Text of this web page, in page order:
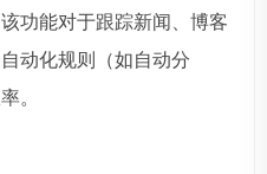
功能对于跟踪新闻、博客
动化规则（如自动分
。